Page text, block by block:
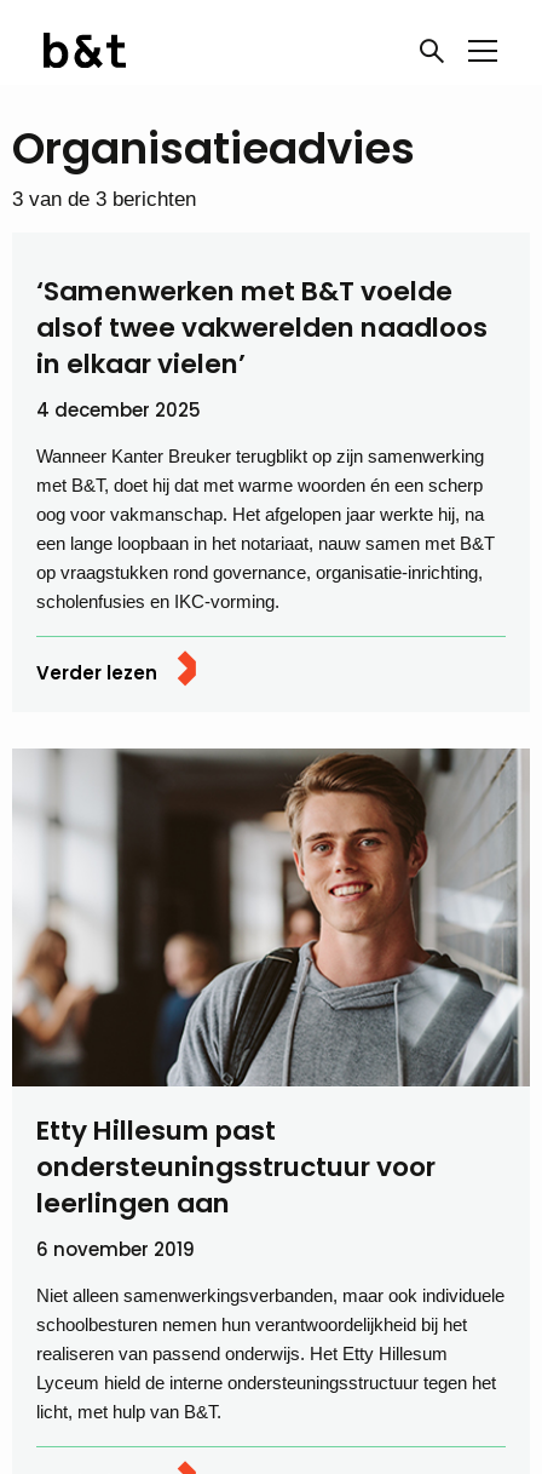
Organisatieadvies
3 van de 3 berichten
‘Samenwerken met B&T voelde
alsof twee vakwerelden naadloos
in elkaar vielen’
4 december 2025
Wanneer Kanter Breuker terugblikt op zijn samenwerking
met B&T, doet hij dat met warme woorden én een scherp
oog voor vakmanschap. Het afgelopen jaar werkte hij, na
een lange loopbaan in het notariaat, nauw samen met B&T
op vraagstukken rond governance, organisatie-inrichting,
scholenfusies en IKC-vorming.
Verder lezen
Etty Hillesum past
ondersteuningsstructuur voor
leerlingen aan
6 november 2019
Niet alleen samenwerkingsverbanden, maar ook individuele
schoolbesturen nemen hun verantwoordelijkheid bij het
realiseren van passend onderwijs. Het Etty Hillesum
Lyceum hield de interne ondersteuningsstructuur tegen het
licht, met hulp van B&T.